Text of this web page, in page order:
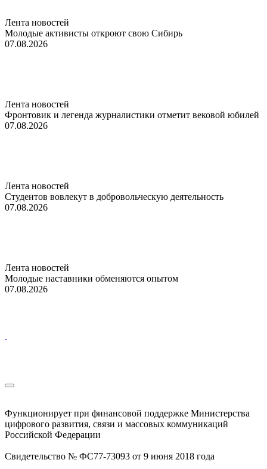
Лента новостей
Молодые активисты откроют свою Сибирь
07.08.2026
Лента новостей
Фронтовик и легенда журналистики отметит вековой юбилей
07.08.2026
Лента новостей
Студентов вовлекут в добровольческую деятельность
07.08.2026
Лента новостей
Молодые наставники обменяются опытом
07.08.2026
Функционирует при финансовой поддержке Министерства
цифрового развития, связи и массовых коммуникаций
Российской Федерации
Свидетельство № ФС77-73093 от 9 июня 2018 года